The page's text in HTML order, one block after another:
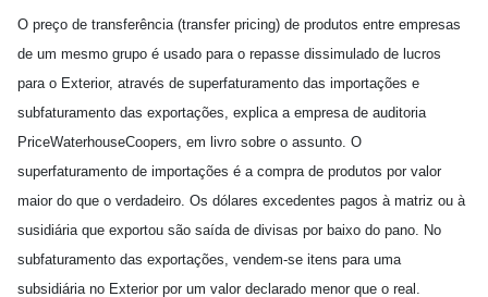
O preço de transferência (transfer pricing) de produtos entre empresas
de um mesmo grupo é usado para o repasse dissimulado de lucros
para o Exterior, através de superfaturamento das importações e
subfaturamento das exportações, explica a empresa de auditoria
PriceWaterhouseCoopers, em livro sobre o assunto. O
superfaturamento de importações é a compra de produtos por valor
maior do que o verdadeiro. Os dólares excedentes pagos à matriz ou à
susidiária que exportou são saída de divisas por baixo do pano. No
subfaturamento das exportações, vendem-se itens para uma
subsidiária no Exterior por um valor declarado menor que o real.